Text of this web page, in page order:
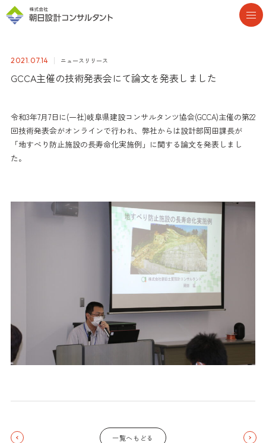
2021.07.14 ニュースリリース
GCCA主催の技術発表会にて論文を発表しました
令和3年7月7日に(一社)岐阜県建設コンサルタンツ協会(GCCA)主催の第22
回技術発表会がオンラインで行われ、弊社からは設計部岡田課長が
「地すべり防止施設の長寿命化実施例」に関する論文を発表しまし
た。
一覧へもどる